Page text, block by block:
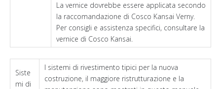
La vernice dovrebbe essere applicata secondo
la raccomandazione di Cosco Kansai Verny.
Per consigli e assistenza specifici, consultare la
vernice di Cosco Kansai.
Siste
mi di
I sistemi di rivestimento tipici per la nuova
costruzione, il maggiore ristrutturazione e la